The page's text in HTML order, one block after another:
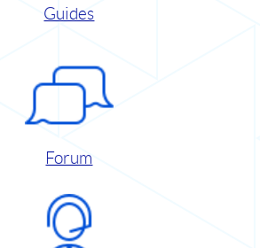
Guides
Forum